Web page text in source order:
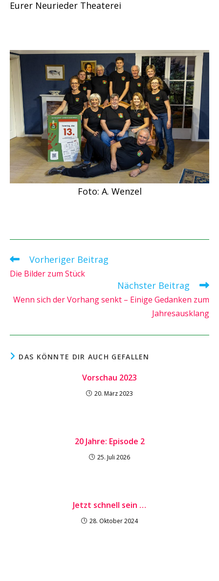
Eurer Neurieder Theaterei
Foto: A. Wenzel
Weitere
ansehen
Vorheriger Beitrag
Die Bilder zum Stück
Nächster Beitrag
Wenn sich der Vorhang senkt – Einige Gedanken zum
Jahresausklang
DAS KÖNNTE DIR AUCH GEFALLEN
Vorschau 2023
20. März 2023
20 Jahre: Episode 2
25. Juli 2026
Jetzt schnell sein …
28. Oktober 2024